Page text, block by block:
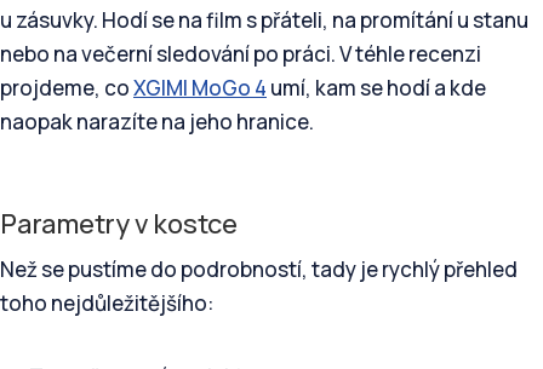
u zásuvky. Hodí se na film s přáteli, na promítání u stanu
nebo na večerní sledování po práci. V téhle recenzi
projdeme, coXGIMI MoGo 4 umí, kam se hodí a kde
naopak narazíte na jeho hranice.
Parametry v kostce
Než se pustíme do podrobností, tady je rychlý přehled
toho nejdůležitějšího: